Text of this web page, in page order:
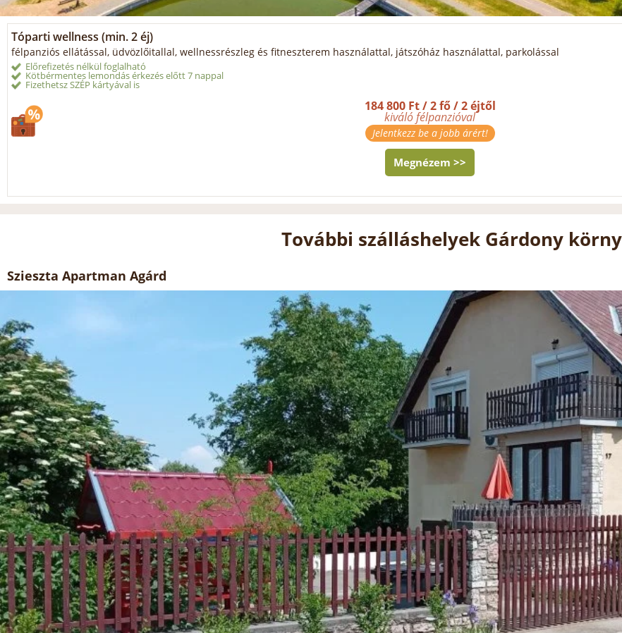
Tóparti wellness (min. 2 éj)
félpanziós ellátással, üdvözlőitallal, wellnessrészleg és fitneszterem használattal, játszóház használattal, parkolással
Előrefizetés nélkül foglalható
Kötbérmentes lemondás érkezés előtt 7 nappal
Fizethetsz SZÉP kártyával is
184 800 Ft / 2 fő / 2 éjtől
kiváló félpanzióval
Jelentkezz be a jobb árért!
Megnézem >>
További szálláshelyek Gárdony
Szieszta Apartman Agárd